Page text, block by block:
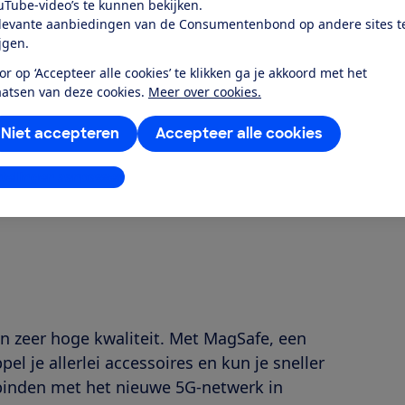
video’s te kunnen bekijken.
aanbiedingen van de Consumentenbond op andere sites
op ‘Accepteer alle cookies’ te klikken ga je akkoord met het
van deze cookies. Meer over cookies.
Accepteer alle cookies
Niet accepteren
aanpassen
zeer hoge kwaliteit. Met MagSafe, een
je allerlei accessoires en kun je sneller
met het nieuwe 5G-netwerk in